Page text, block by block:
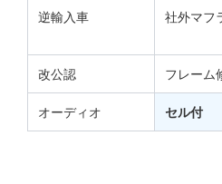
逆輸入車 社外マフ
改公認 フレーム
オーディオ セル付